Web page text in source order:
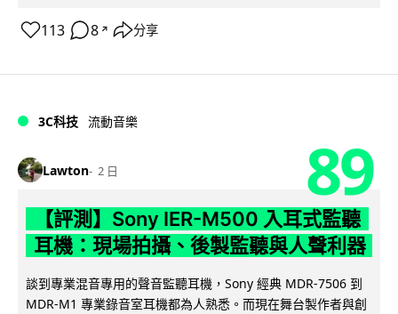
113 8 ↗ 分享
3C科技 流動音樂
Lawton 2 日 89
【評測】Sony IER-M500 入耳式監聽
耳機：現場拍攝、後製監聽與人聲利器
談到專業混音專用的聲音監聽耳機，Sony 經典 MDR-7506 到
MDR-M1 專業錄音室耳機都為人熟悉。而現在舞台製作者與創